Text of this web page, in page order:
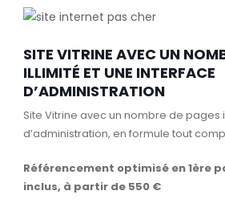
SITE VITRINE AVEC UN
ILLIMITÉ ET UNE INTERFACE
D’ADMINISTRATION
Site Vitrine avec un nombre de pages
d’administration, en formule tout
Référencement optimisé en 1ère
inclus, à partir de 550 €